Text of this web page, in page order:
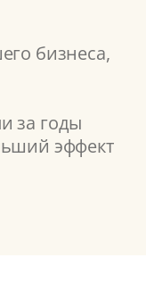
бизнеса,
за годы
эффект